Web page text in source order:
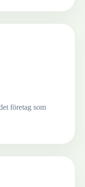
företag som